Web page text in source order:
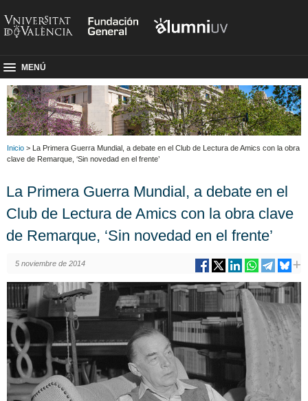
MENÚ
Inicio > La Primera Guerra Mundial, a debate en el Club de Lectura de Amics con la obra
clave de Remarque, ‘Sin novedad en el frente’
La Primera Guerra Mundial, a debate en el
Club de Lectura de Amics con la obra clave
de Remarque, ‘Sin novedad en el frente’
5 noviembre de 2014